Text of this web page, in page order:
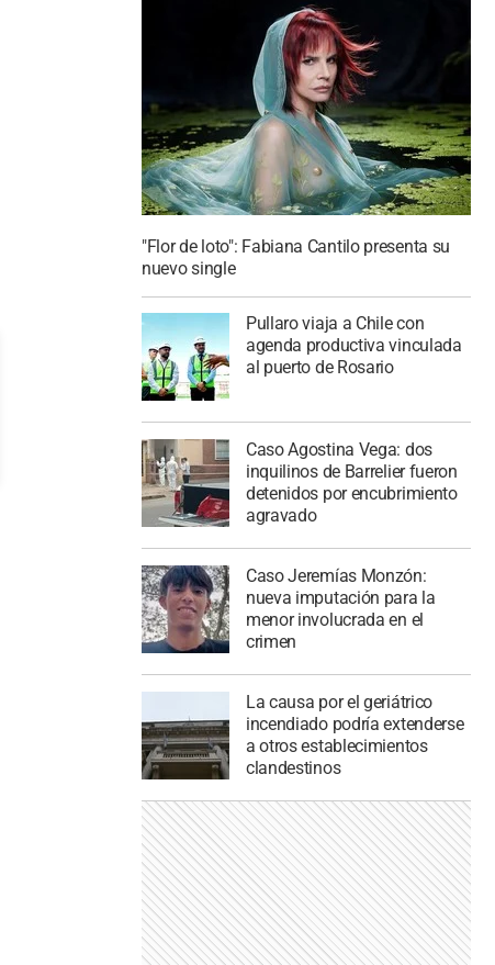
"Flor de loto": Fabiana Cantilo presenta su
nuevo single
Pullaro viaja a Chile con
agenda productiva vinculada
al puerto de Rosario
Caso Agostina Vega: dos
inquilinos de Barrelier fueron
detenidos por encubrimiento
agravado
Caso Jeremías Monzón:
nueva imputación para la
menor involucrada en el
crimen
La causa por el geriátrico
incendiado podría extenderse
a otros establecimientos
clandestinos